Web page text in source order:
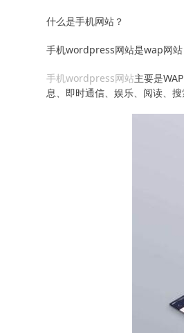
什么是手机网站？
手机wordpress网站是wap网站
手机wordpress网站主要是
息、即时通信、娱乐、阅读、